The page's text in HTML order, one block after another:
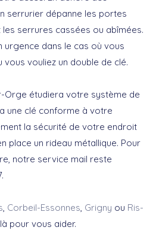
serrurier dépanne les portes
serrures cassées ou abîmées.
urgence dans le cas où vous
vouliez un double de clé.
Orge étudiera votre système de
une clé conforme à votre
la sécurité de votre endroit
place un rideau métallique. Pour
notre service mail reste
Corbeil-Essonnes Grigny ou Ris-
pour vous aider.